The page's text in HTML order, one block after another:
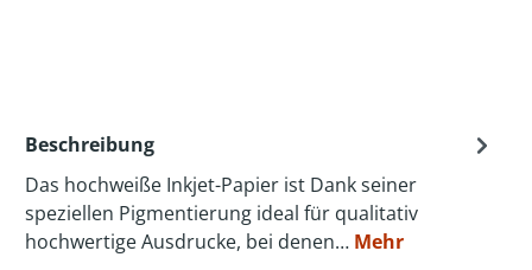
Beschreibung
Das hochweiße Inkjet-Papier ist Dank seiner
speziellen Pigmentierung ideal für qualitativ
hochwertige Ausdrucke, bei denen… Mehr